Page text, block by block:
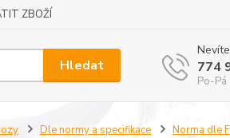
ZBOŽÍ
Hledat 774
Po-
Dle normy a specifikace Norma dle